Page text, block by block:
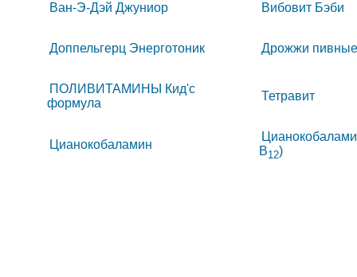
Ван-Э-Дэй Джуниор Вибовит Бэби
Доппельгерц Энерготоник Дрожжи пивные
ПОЛИВИТАМИНЫ Кид'с
формула
Тетравит
Цианокобаламин
B12)